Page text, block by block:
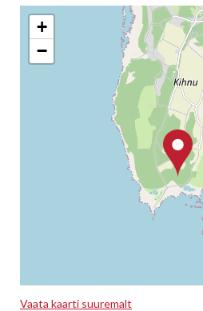
+
−
Vaata kaarti suuremalt